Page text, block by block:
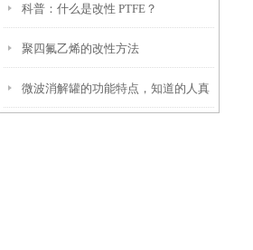
科普：什么是改性 PTFE？
聚四氟乙烯的改性方法
微波消解罐的功能特点，知道的人真